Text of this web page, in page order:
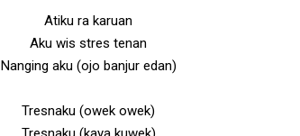
Atiku ra karuan
Aku wis stres tenan
Nanging aku (ojo banjur edan)
Tresnaku (owek owek)